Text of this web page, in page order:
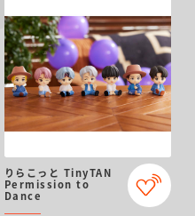
りらこっと TinyTAN
Permission to
Dance